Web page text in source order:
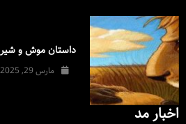
داستان موش و شیر
مارس 29, 2025
اخبار مد